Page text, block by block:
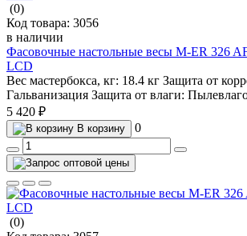
(0)
Код товара: 3056
в наличии
Фасовочные настольные весы M-ER 326
LCD
Вес мастербокса, кг: 18.4 кг Защита от
Гальванизация Защита от влаги:
5 420 ₽
В корзину 0
(0)